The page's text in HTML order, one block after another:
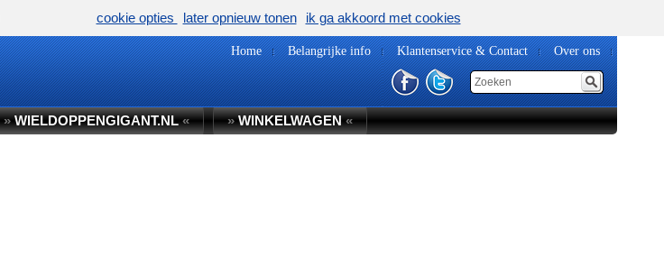
Home Belangrijke info Klantenservice & Contact Over ons
»WIELDOPPENGIGANT.NL« »WINKELWAGEN«
cookie opties later opnieuw tonen ik ga akkoord met cookies